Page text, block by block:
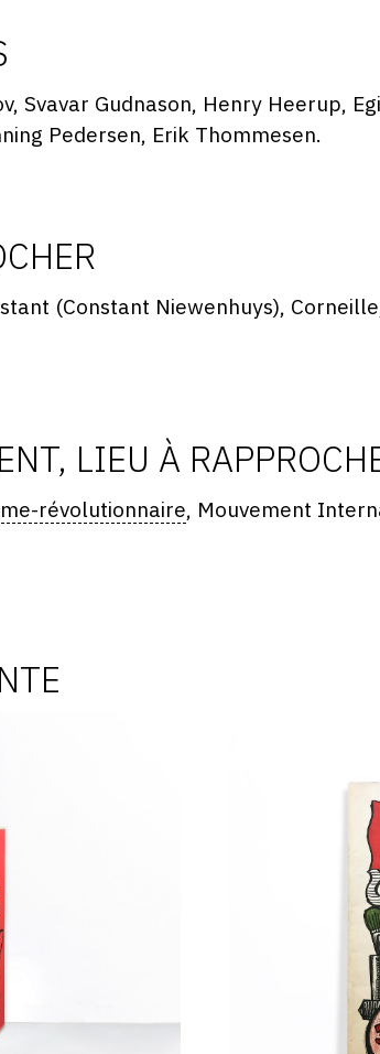
Svavar Gudnason, Henry Heerup,
Pedersen, Erik Thommesen.
(Constant Niewenhuys),
LIEU À
révolutionnaire, Mouvement